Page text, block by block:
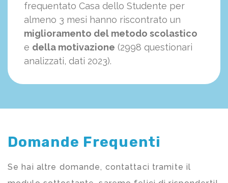
frequentato Casa dello Studente per
almeno 3 mesi hanno riscontrato un
miglioramento del metodo scolastico
e della motivazione (2998 questionari
analizzati, dati 2023).
Domande Frequenti
Se hai altre domande, contattaci tramite il